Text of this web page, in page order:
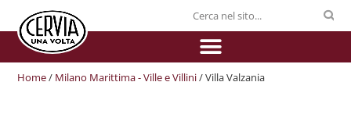
Home/ Milano Marittima - Ville e Villini/ Villa Valzania